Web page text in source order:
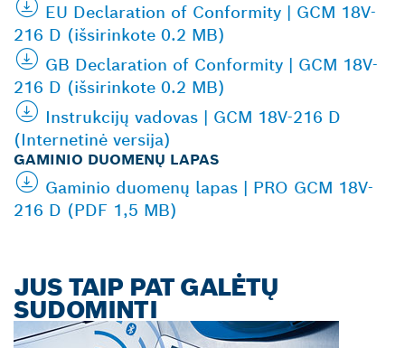
EU Declaration of Conformity | GCM 18V-
216 D (išsirinkote 0.2 MB)
GB Declaration of Conformity | GCM 18V-
216 D (išsirinkote 0.2 MB)
Instrukcijų vadovas | GCM 18V-216 D
(Internetinė versija)
GAMINIO DUOMENŲ LAPAS
Gaminio duomenų lapas | PRO GCM 18V-
216 D (PDF 1,5 MB)
JUS TAIP PAT GALĖTŲ
SUDOMINTI